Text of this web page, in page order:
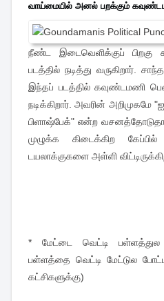
வாய்மையில் அனல் பறக்கும்
நீண்ட இடைவெளிக்குப்
படத்தில் நடித்து வருகிறார்.
இந்தப் படத்தில் கவுண்டமணி
நடிக்கிறார். அவரின் அறிமுகமே
பிளாஷ்பேக்" என்ற
முழுக்க கிடைக்கிற
டயலாக்குகளை அள்ளி
* மேட்டை வெட்டி பள்ளத்துல
பள்ளத்தை வெட்டி மேட்டுல
கட்சிகளுக்கு)